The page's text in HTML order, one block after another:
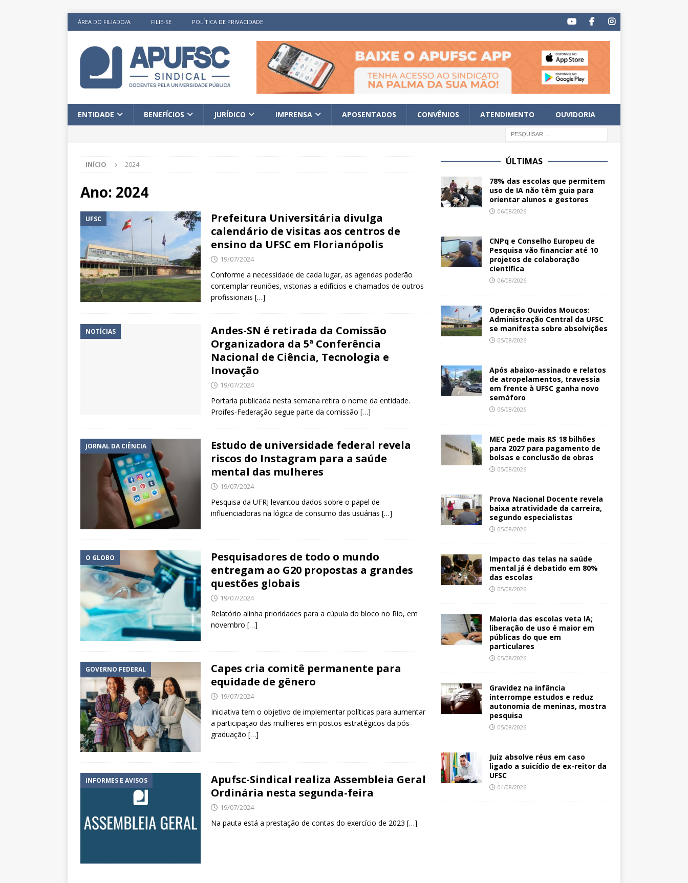
ÁREA DO FILIADO/A FILIE-SE POLÍTICA DE PRIVACIDADE
ENTIDADE BENEFÍCIOS JURÍDICO IMPRENSA APOSENTADOS CONVÊNIOS ATENDIMENTO OUVIDORIA
INÍCIO 2024
Ano: 2024
UFSC
Prefeitura Universitária divulga
calendário de visitas aos centros de
ensino da UFSC em Florianópolis
19/07/2024
Conforme a necessidade de cada lugar, as agendas poderão
contemplar reuniões, vistorias a edifícios e chamados de outros
profissionais […]
NOTÍCIAS
Andes-SN é retirada da Comissão
Organizadora da 5ª Conferência
Nacional de Ciência, Tecnologia e
Inovação
19/07/2024
Portaria publicada nesta semana retira o nome da entidade.
Proifes-Federação segue parte da comissão […]
JORNAL DA CIÊNCIA
Estudo de universidade federal revela
riscos do Instagram para a saúde
mental das mulheres
19/07/2024
Pesquisa da UFRJ levantou dados sobre o papel de
influenciadoras na lógica de consumo das usuárias […]
O GLOBO
Pesquisadores de todo o mundo
entregam ao G20 propostas a grandes
questões globais
19/07/2024
Relatório alinha prioridades para a cúpula do bloco no Rio, em
novembro […]
GOVERNO FEDERAL
Capes cria comitê permanente para
equidade de gênero
19/07/2024
Iniciativa tem o objetivo de implementar políticas para aumentar
a participação das mulheres em postos estratégicos da pós-
graduação […]
INFORMES E AVISOS
Apufsc-Sindical realiza Assembleia Geral
Ordinária nesta segunda-feira
19/07/2024
Na pauta está a prestação de contas do exercício de 2023 […]
ÚLTIMAS
78% das escolas que permitem
uso de IA não têm guia para
orientar alunos e gestores
06/08/2026
CNPq e Conselho Europeu de
Pesquisa vão financiar até 10
projetos de colaboração
científica
06/08/2026
Operação Ouvidos Moucos:
Administração Central da UFSC
se manifesta sobre absolvições
05/08/2026
Após abaixo-assinado e relatos
de atropelamentos, travessia
em frente à UFSC ganha novo
semáforo
05/08/2026
MEC pede mais R$ 18 bilhões
para 2027 para pagamento de
bolsas e conclusão de obras
05/08/2026
Prova Nacional Docente revela
baixa atratividade da carreira,
segundo especialistas
05/08/2026
Impacto das telas na saúde
mental já é debatido em 80%
das escolas
05/08/2026
Maioria das escolas veta IA;
liberação de uso é maior em
públicas do que em
particulares
05/08/2026
Gravidez na infância
interrompe estudos e reduz
autonomia de meninas, mostra
pesquisa
05/08/2026
Juiz absolve réus em caso
ligado a suicídio de ex-reitor da
UFSC
04/08/2026